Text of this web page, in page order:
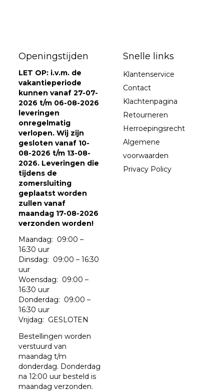
Openingstijden
LET OP: i.v.m. de
vakantieperiode
kunnen vanaf 27-07-
2026 t/m 06-08-2026
leveringen
onregelmatig
verlopen. Wij zijn
gesloten vanaf 10-
08-2026 t/m 13-08-
2026. Leveringen die
tijdens de
zomersluiting
geplaatst worden
zullen vanaf
maandag 17-08-2026
verzonden worden!
Maandag: 09:00 –
16:30 uur
Dinsdag: 09:00 – 16:30
uur
Woensdag: 09:00 –
16:30 uur
Donderdag: 09:00 –
16:30 uur
Vrijdag: GESLOTEN
Bestellingen worden
verstuurd van
maandag t/m
donderdag. Donderdag
na 12:00 uur besteld is
maandag verzonden.
Snelle links
Klantenservice
Contact
Klachtenpagina
Retourneren
Herroepingsrecht
Algemene
voorwaarden
Privacy Policy